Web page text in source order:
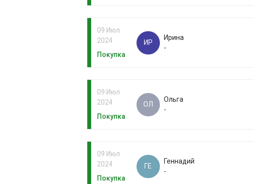
09 Июл
2024
Покупка
ИР
Ирина
-
09 Июл
2024
Покупка
ОЛ
Ольга
-
09 Июл
2024
Покупка
ГЕ
Геннадий
-